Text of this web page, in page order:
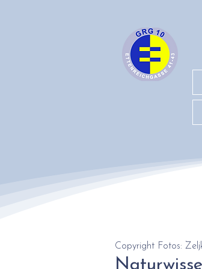
Copyright Fotos: